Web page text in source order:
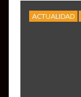
ACTUALIDAD